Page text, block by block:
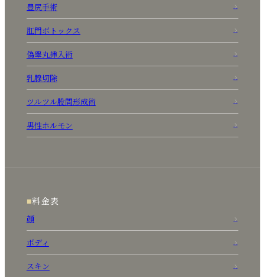
豊尻手術
肛門ボトックス
偽睾丸挿入術
乳腺切除
ツルツル股間形成術
男性ホルモン
料金表
顔
ボディ
スキン